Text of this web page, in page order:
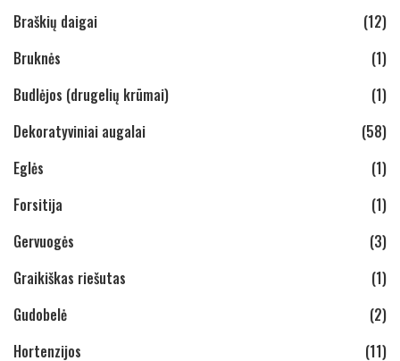
Braškių daigai
(12)
Bruknės
(1)
Budlėjos (drugelių krūmai)
(1)
Dekoratyviniai augalai
(58)
Eglės
(1)
Forsitija
(1)
Gervuogės
(3)
Graikiškas riešutas
(1)
Gudobelė
(2)
Hortenzijos
(11)